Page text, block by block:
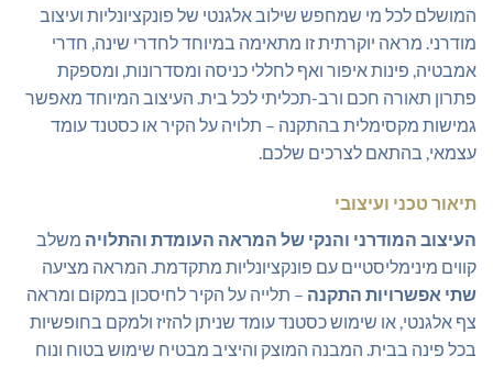
המושלם לכל מי שמחפש שילוב אלגנטי של פונקציונליות ועיצוב
מודרני. מראה יוקרתית זו מתאימה במיוחד לחדרי שינה, חדרי
אמבטיה, פינות איפור ואף לחללי כניסה ומסדרונות, ומספקת
פתרון תאורה חכם ורב-תכליתי לכל בית. העיצוב המיוחד מאפשר
גמישות מקסימלית בהתקנה – תלויה על הקיר או כסטנד עומד
עצמאי, בהתאם לצרכים שלכם.
תיאור טכני ועיצובי
העיצוב המודרני והנקי של המראה העומדת והתלויה משלב
קווים מינימליסטיים עם פונקציונליות מתקדמת. המראה מציעה
שתי אפשרויות התקנה – תלייה על הקיר לחיסכון במקום ומראה
צף אלגנטי, או שימוש כסטנד עומד שניתן להזיז ולמקם בחופשיות
בכל פינה בבית. המבנה המוצק והיציב מבטיח שימוש בטוח ונוח